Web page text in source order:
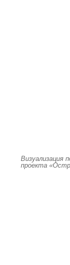
Визуализация
проекта